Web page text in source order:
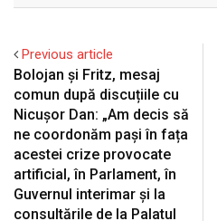
Previous article
Bolojan și Fritz, mesaj
comun după discuțiile cu
Nicușor Dan: „Am decis să
ne coordonăm pași în fața
acestei crize provocate
artificial, în Parlament, în
Guvernul interimar și la
consultările de la Palatul